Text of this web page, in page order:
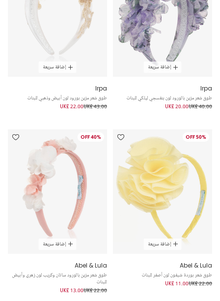
إضافة سريعة
Irpa
طوق شعر مزين بالورود لون بنفسجي ليلكي للبنات
UK£ 40.00
UK£ 20.00
إضافة سريعة
Irpa
طوق شعر مزين بورود لون أبيض وذهبي للبنات
UK£ 43.00
UK£ 22.00
50% OFF
إضافة سريعة
Abel & Lula
طوق شعر بوردة شيفون لون أصفر للبنات
UK£ 22.00
UK£ 11.00
40% OFF
إضافة سريعة
Abel & Lula
طوق شعر مزين بالورود ساتان وكريب لون زهري وأبيض
للبنات
UK£ 22.00
UK£ 13.00